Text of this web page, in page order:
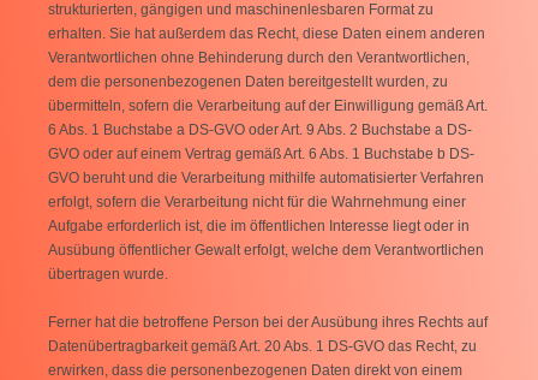
strukturierten, gängigen und maschinenlesbaren Format zu
erhalten. Sie hat außerdem das Recht, diese Daten einem anderen
Verantwortlichen ohne Behinderung durch den Verantwortlichen,
dem die personenbezogenen Daten bereitgestellt wurden, zu
übermitteln, sofern die Verarbeitung auf der Einwilligung gemäß Art.
6 Abs. 1 Buchstabe a DS-GVO oder Art. 9 Abs. 2 Buchstabe a DS-
GVO oder auf einem Vertrag gemäß Art. 6 Abs. 1 Buchstabe b DS-
GVO beruht und die Verarbeitung mithilfe automatisierter Verfahren
erfolgt, sofern die Verarbeitung nicht für die Wahrnehmung einer
Aufgabe erforderlich ist, die im öffentlichen Interesse liegt oder in
Ausübung öffentlicher Gewalt erfolgt, welche dem Verantwortlichen
übertragen wurde.
Ferner hat die betroffene Person bei der Ausübung ihres Rechts auf
Datenübertragbarkeit gemäß Art. 20 Abs. 1 DS-GVO das Recht, zu
erwirken, dass die personenbezogenen Daten direkt von einem